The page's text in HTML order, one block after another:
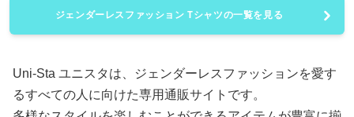
ジェンダーレスファッション Tシャツの一覧を見る
Uni-Sta ユニスタは、ジェンダーレスファッションを愛す
るすべての人に向けた専用通販サイトです。